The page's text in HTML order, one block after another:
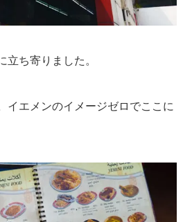
立ち寄りました。
イエメンのイメージゼロでここに